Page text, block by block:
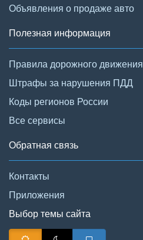
Объявления о продаже авто
Полезная информация
Правила дорожного движения
Штрафы за нарушения ПДД
Коды регионов России
Все сервисы
Обратная связь
Контакты
Приложения
Выбор темы сайта